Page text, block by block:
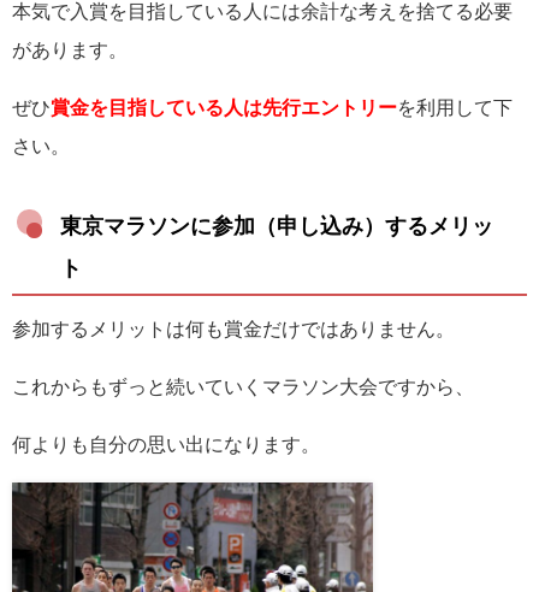
本気で入賞を目指している人には余計な考えを捨てる必要
があります。
ぜひ賞金を目指している人は先行エントリーを利用して下
さい。
東京マラソンに参加（申し込み）するメリッ
ト
参加するメリットは何も賞金だけではありません。
これからもずっと続いていくマラソン大会ですから、
何よりも自分の思い出になります。